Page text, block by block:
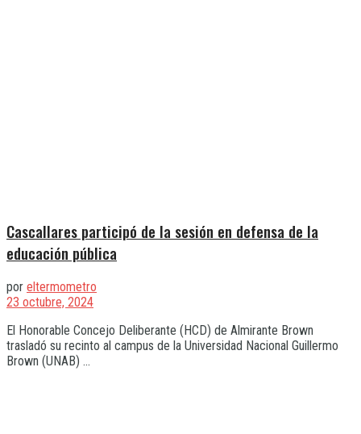
Cascallares participó de la sesión en defensa de la
educación pública
por eltermometro
23 octubre, 2024
El Honorable Concejo Deliberante (HCD) de Almirante Brown
trasladó su recinto al campus de la Universidad Nacional Guillermo
Brown (UNAB) ...